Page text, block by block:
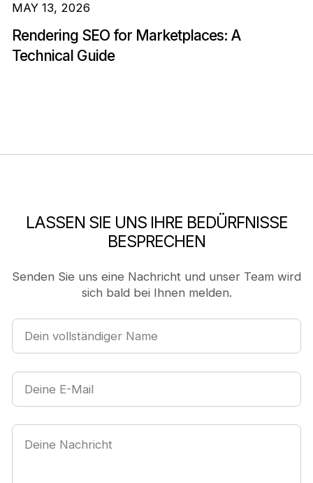
MAY 13, 2026
Rendering SEO for Marketplaces: A
Technical Guide
LASSEN SIE UNS IHRE BEDÜRFNISSE
BESPRECHEN
Senden Sie uns eine Nachricht und unser Team wird
sich bald bei Ihnen melden.